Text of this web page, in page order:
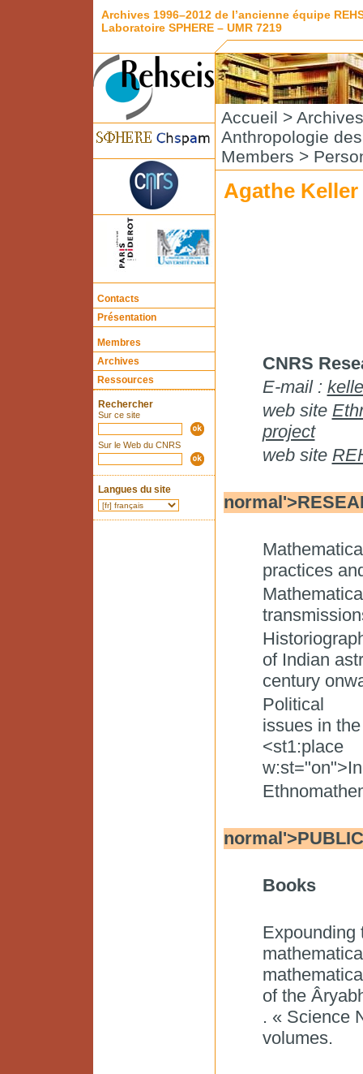
Archives 1996–2012 de l’ancienne équipe
Laboratoire SPHERE – UMR 7219
Contacts
Présentation
Membres
Archives
Ressources
Rechercher
Sur ce site
Sur le Web du CNRS
Langues du site
Accueil > Archives
Anthropologie
Members >
Agathe
CNRS
E-mail :
web site
project
web site
practices
of Indian
century
Political
issues in
<st1:place
Books
Expounding
of the
. « Science
volumes.